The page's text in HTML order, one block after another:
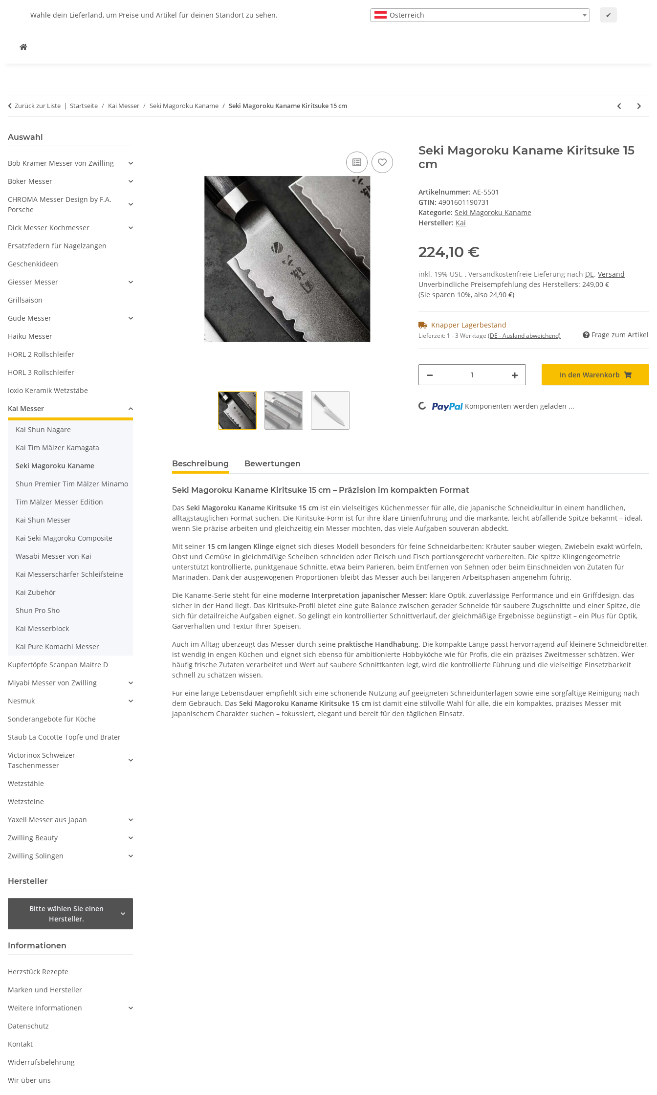
Wähle dein Lieferland, um Preise und Artikel für deinen Standort zu sehen. Österreich ✔
Zurück zur Liste Startseite Kai Messer Seki Magoroku Kaname Seki Magoroku Kaname Kiritsuke 15 cm
Seki Magoroku Kaname Kiritsuke 15
cm
Artikelnummer: AE-5501
GTIN: 4901601190731
Kategorie: Seki Magoroku Kaname
Hersteller: Kai
224,10 €
inkl. 19% USt. , Versandkostenfreie Lieferung nach DE. Versand
Unverbindliche Preisempfehlung des Herstellers: 249,00 €
(Sie sparen 10%, also 24,90 €)
Knapper Lagerbestand
Lieferzeit: 1 - 3 Werktage (DE - Ausland abweichend) Frage zum Artikel
In den Warenkorb
Loading... Komponenten werden geladen ...
Beschreibung Bewertungen
Seki Magoroku Kaname Kiritsuke 15 cm – Präzision im kompakten Format
Das Seki Magoroku Kaname Kiritsuke 15 cm ist ein vielseitiges Küchenmesser für alle, die japanische Schneidkultur in einem handlichen,
alltagstauglichen Format suchen. Die Kiritsuke-Form ist für ihre klare Linienführung und die markante, leicht abfallende Spitze bekannt – ideal,
wenn Sie präzise arbeiten und gleichzeitig ein Messer möchten, das viele Aufgaben souverän abdeckt.
Mit seiner 15 cm langen Klinge eignet sich dieses Modell besonders für feine Schneidarbeiten: Kräuter sauber wiegen, Zwiebeln exakt würfeln,
Obst und Gemüse in gleichmäßige Scheiben schneiden oder Fleisch und Fisch portionsgerecht vorbereiten. Die spitze Klingengeometrie
unterstützt kontrollierte, punktgenaue Schnitte, etwa beim Parieren, beim Entfernen von Sehnen oder beim Einschneiden von Zutaten für
Marinaden. Dank der ausgewogenen Proportionen bleibt das Messer auch bei längeren Arbeitsphasen angenehm führig.
Die Kaname-Serie steht für eine moderne Interpretation japanischer Messer: klare Optik, zuverlässige Performance und ein Griffdesign, das
sicher in der Hand liegt. Das Kiritsuke-Profil bietet eine gute Balance zwischen gerader Schneide für saubere Zugschnitte und einer Spitze, die
sich für detailreiche Aufgaben eignet. So gelingt ein kontrollierter Schnittverlauf, der gleichmäßige Ergebnisse begünstigt – ein Plus für Optik,
Garverhalten und Textur Ihrer Speisen.
Auch im Alltag überzeugt das Messer durch seine praktische Handhabung. Die kompakte Länge passt hervorragend auf kleinere Schneidbretter,
ist wendig in engen Küchen und eignet sich ebenso für ambitionierte Hobbyköche wie für Profis, die ein präzises Zweitmesser schätzen. Wer
häufig frische Zutaten verarbeitet und Wert auf saubere Schnittkanten legt, wird die kontrollierte Führung und die vielseitige Einsetzbarkeit
schnell zu schätzen wissen.
Für eine lange Lebensdauer empfiehlt sich eine schonende Nutzung auf geeigneten Schneidunterlagen sowie eine sorgfältige Reinigung nach
dem Gebrauch. Das Seki Magoroku Kaname Kiritsuke 15 cm ist damit eine stilvolle Wahl für alle, die ein kompaktes, präzises Messer mit
japanischem Charakter suchen – fokussiert, elegant und bereit für den täglichen Einsatz.
Auswahl
Bob Kramer Messer von Zwilling
Böker Messer
CHROMA Messer Design by F.A.
Porsche
Dick Messer Kochmesser
Ersatzfedern für Nagelzangen
Geschenkideen
Giesser Messer
Grillsaison
Güde Messer
Haiku Messer
HORL 2 Rollschleifer
HORL 3 Rollschleifer
Ioxio Keramik Wetzstäbe
Kai Messer
Kai Shun Nagare
Kai Tim Mälzer Kamagata
Seki Magoroku Kaname
Shun Premier Tim Mälzer Minamo
Tim Mälzer Messer Edition
Kai Shun Messer
Kai Seki Magoroku Composite
Wasabi Messer von Kai
Kai Messerschärfer Schleifsteine
Kai Zubehör
Shun Pro Sho
Kai Messerblock
Kai Pure Komachi Messer
Kupfertöpfe Scanpan Maitre D
Miyabi Messer von Zwilling
Nesmuk
Sonderangebote für Köche
Staub La Cocotte Töpfe und Bräter
Victorinox Schweizer
Taschenmesser
Wetzstähle
Wetzsteine
Yaxell Messer aus Japan
Zwilling Beauty
Zwilling Solingen
Hersteller
Bitte wählen Sie einen
Hersteller.
Informationen
Herzstück Rezepte
Marken und Hersteller
Weitere Informationen
Datenschutz
Kontakt
Widerrufsbelehrung
Wir über uns